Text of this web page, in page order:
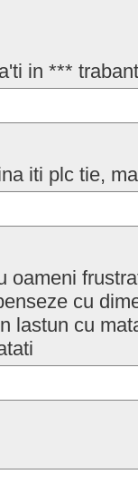
in ***
iti plc tie,
oameni
cu
lastun cu